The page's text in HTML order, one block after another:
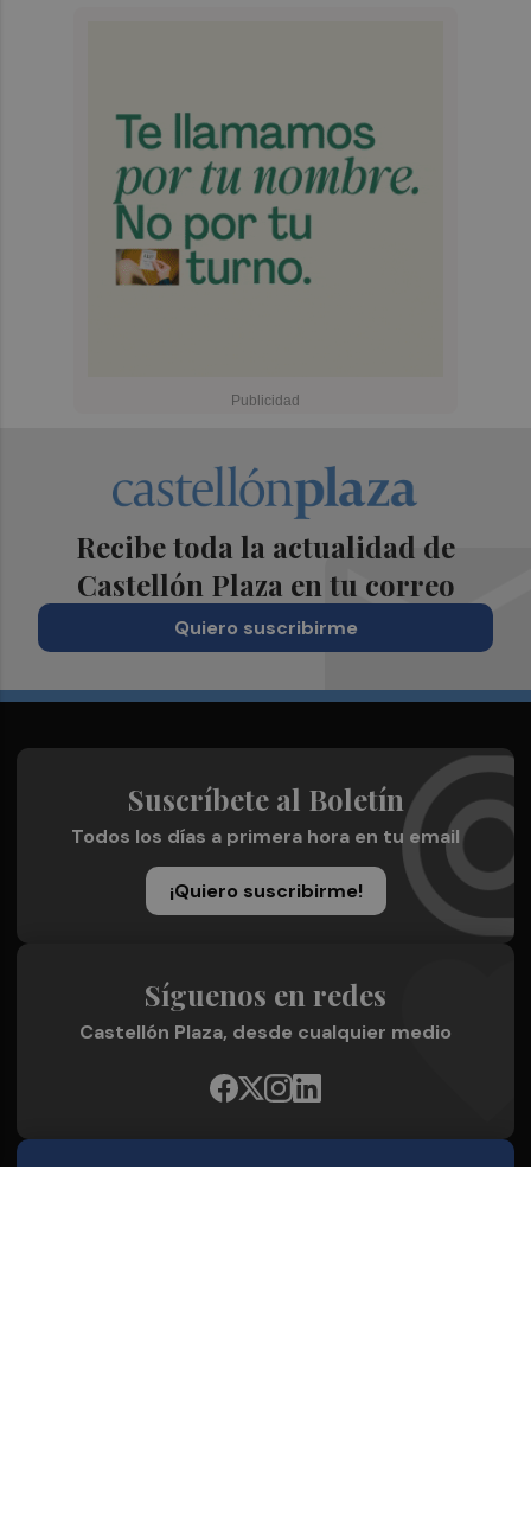
Recibe toda la actualidad de
Castellón Plaza en tu correo
Quiero suscribirme
Suscríbete al Boletín
Todos los días a primera hora en tu email
¡Quiero suscribirme!
Síguenos en redes
Castellón Plaza, desde cualquier medio